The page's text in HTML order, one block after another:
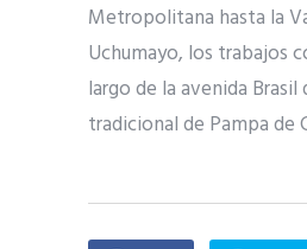
Metropolitana hasta la
Uchumayo, los trabajos
largo de la avenida
tradicional de Pampa de